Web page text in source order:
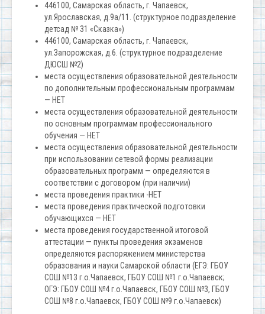
446100, Самарская область, г. Чапаевск,
ул.Ярославская, д.9а/11. (структурное подразделение
детсад № 31 «Сказка»)
446100, Самарская область, г. Чапаевск,
ул.Запорожская, д.6. (структурное подразделение
ДЮСШ №2)
места осуществления образовательной деятельности
по дополнительным профессиональным программам
— НЕТ
места осуществления образовательной деятельности
по основным программам профессионального
обучения — НЕТ
места осуществления образовательной деятельности
при использовании сетевой формы реализации
образовательных программ — определяются в
соответствии с договором (при наличии)
места проведения практики -НЕТ
места проведения практической подготовки
обучающихся — НЕТ
места проведения государственной итоговой
аттестации — пункты проведения экзаменов
определяются распоряжением министерства
образования и науки Самарской области (ЕГЭ: ГБОУ
СОШ №13 г.о.Чапаевск, ГБОУ СОШ №1 г.о.Чапаевск;
ОГЭ: ГБОУ СОШ №4 г.о.Чапаевск, ГБОУ СОШ №3, ГБОУ
СОШ №8 г.о.Чапаевск, ГБОУ СОШ №9 г.о.Чапаевск)